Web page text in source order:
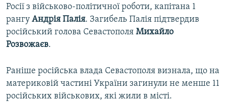
Росії з військово-політичної роботи, капітана 1
рангу Андрія Палія. Загибель Палія підтвердив
російський голова Севастополя Михайло
Розвожаєв.
Раніше російська влада Севастополя визнала, що на
материковій частині України загинули не менше 11
російських військових, які жили в місті.